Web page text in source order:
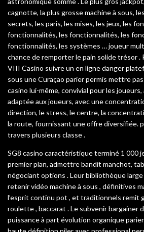
cagnotte, la plus grosse machine à sous,
secrets, les paris, les mises, les jeux, les
fonctionnalités, les fonctionnalités, les
fonctionnalités, les systèmes … joueur
chance de remporter le pain solide trésor .
VIII Casino suivre un en ligne danger
sous une Curaçao parier permis mettre
casino lui-même, convivial pour les
adaptée aux joueurs, avec une
direction, le stress, le centre, la
la route, fournissant une offre diversifiée.
travers plusieurs classe .
SG8 casino caractéristique terminé 1 000
premier plan, admettre bandit manchot,
négociant options . Leur bibliothèque
retenir vidéo machine à sous , définitives
l’esprit continu pot , et traditionnels remit
roulette , baccarat . Le subvenir bargainer
puissance à part évolution organique